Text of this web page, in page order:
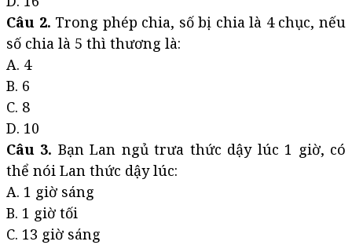
Câu 2. Trong phép chia, số bị chia là 4 chục, nếu
số chia là 5 thì thương là:
A. 4
B. 6
C. 8
D. 10
Câu 3. Bạn Lan ngủ trưa thức dậy lúc 1 giờ, có
thể nói Lan thức dậy lúc:
A. 1 giờ sáng
B. 1 giờ tối
C. 13 giờ sáng